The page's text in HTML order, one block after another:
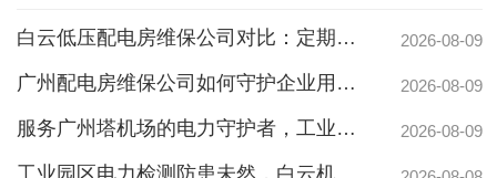
白云低压配电房维保公司对比：定期维保与不维保，一年成本差距竟达数十万 2026-08-09
广州配电房维保公司如何守护企业用电安全？26年专业经验给您安心保障 2026-08-09
服务广州塔机场的电力守护者，工业商业园区信赖的大型配电房检修公司 2026-08-09